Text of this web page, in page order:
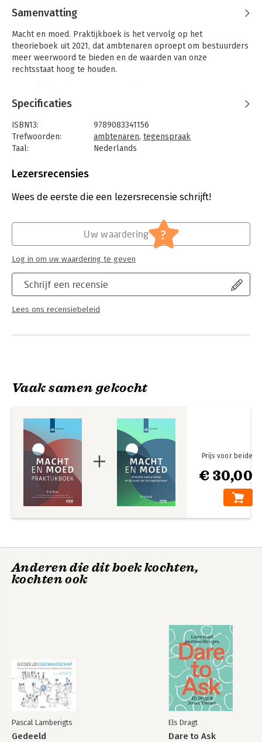
Samenvatting
Macht en moed. Praktijkboek is het vervolg op het
theorieboek uit 2021, dat ambtenaren oproept om bestuurders
meer weerwoord te bieden en de waarden van onze
rechtsstaat hoog te houden.
en werkvormen die ‘goed werk’ bevorderen. Het staat vol
inspirerende visies van gerenommeerde auteurs en ervaren
ambtenaren. Meer dan vijftig dialoogvormen, reflectie- en
tegenspraaktechnieken helpen om de waan van de dag te
doorbreken en vrije ruimte te creëren voor gewetensvragen,
hebben recht op goede ambtelijke diensten.
Specificaties
ISBN13:
9789083341156
Trefwoorden:
ambtenaren, tegenspraak
Taal:
Nederlands
Aantal pagina's:
Druk:
1
Non-profit
Lezersrecensies
Wees de eerste die een lezersrecensie schrijft!
Schrijf een recensie
Lees ons recensiebeleid
Uw waardering ?
Log in om uw waardering te geven
Vaak samen gekocht
€ 30,00
Prijs voor beide
Anderen die dit boek kochten,
kochten ook
Pascal Lamberigts
Gedeeld
Els Dragt
Dare to Ask